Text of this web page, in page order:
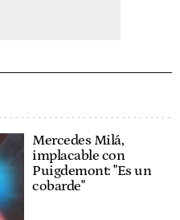
Mercedes Milá,
implacable con
Puigdemont: "Es un
cobarde"